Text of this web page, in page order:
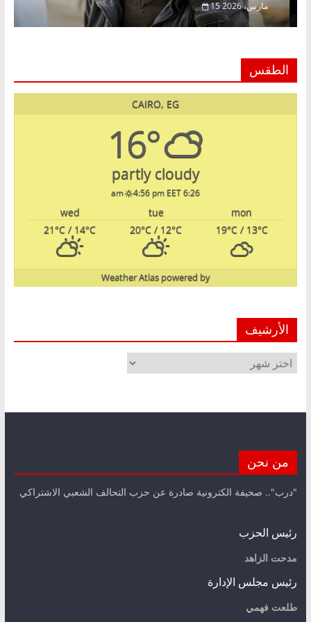
15 مارس، 2026
الطقس
CAIRO, EG
16°
partly cloudy
6:26 am
4:56 pm EET
mon
tue
wed
19°C/ 13°C
20°C / 12°C
21°C / 14°C
powered by
Weather Atlas
الأرشيف
الأرشيف
من نحن
"درب".. صحيفة الكترونية صادرة عن حزب التحالف الشعبي الاشتراكي
رئيس الحزب
مدحت الزاهد
رئيس مجلس الإدارة
طلعت فهمي